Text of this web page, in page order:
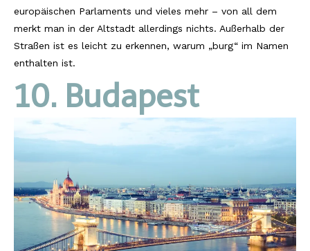
europäischen Parlaments und vieles mehr – von all dem
merkt man in der Altstadt allerdings nichts. Außerhalb der
Straßen ist es leicht zu erkennen, warum „burg“ im Namen
enthalten ist.
10. Budapest